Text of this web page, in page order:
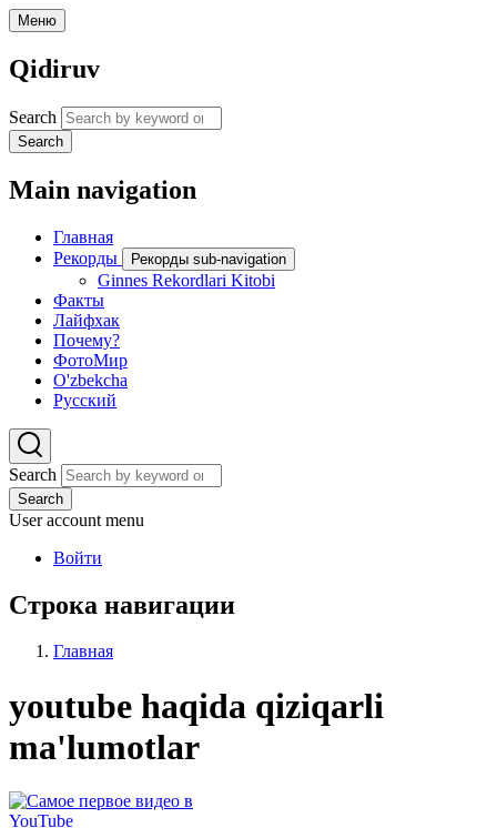
Меню
Qidiruv
Search
Search
Main navigation
Главная
Рекорды
Рекорды sub-navigation
Ginnes Rekordlari Kitobi
Факты
Лайфхак
Почему?
ФотоМир
O'zbekcha
Русский
Search
Search
User account menu
Войти
Строка навигации
Главная
youtube haqida qiziqarli
ma'lumotlar